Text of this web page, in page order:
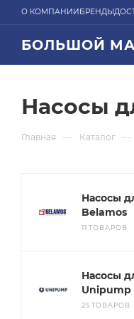
О КОМПАНИИБРЕНДЫ
БОЛЬШОЙ
Насосы
Главная — Каталог —
Насосы
Belamos
11 ТОВАРОВ
Насосы
Unipump
25 ТОВАРОВ